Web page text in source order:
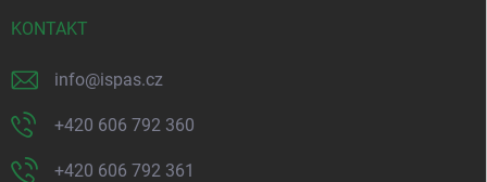
KONTAKT
info@ispas.cz
+420 606 792 360
+420 606 792 361